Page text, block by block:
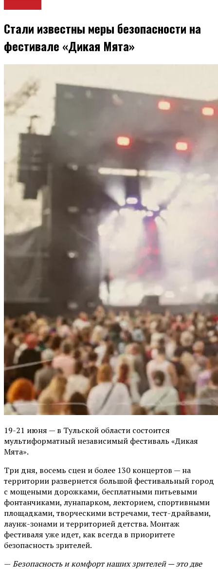
Стали известны меры безопасности на
фестивале «Дикая Мята»
19-21 июня — в Тульской области состоится
мультиформатный независимый фестиваль «Дикая
Мята».
Три дня, восемь сцен и более 130 концертов — на
территории развернется большой фестивальный город
с мощеными дорожками, бесплатными питьевыми
фонтанчиками, лунапарком, лекторием, спортивными
площадками, творческими встречами, тест-драйвами,
лаунж-зонами и территорией детства. Монтаж
фестиваля уже идет, как всегда в приоритете
безопасность зрителей.
— Безопасность и комфорт наших зрителей — это две